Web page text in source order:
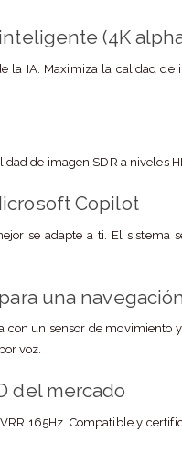
(4K
la IA. Maximiza la calidad
de imagen SDR a niveles
Copilot
se adapte a ti. El sistema
una
un sensor de movimiento
voz.
del mercado
165Hz. Compatible y